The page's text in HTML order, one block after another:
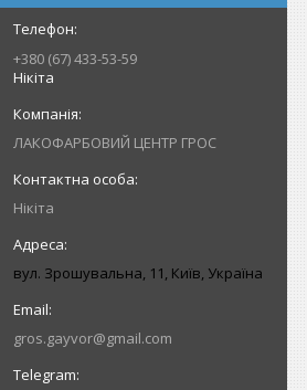
+380 (67) 433-53-59
Нікіта
ЛАКОФАРБОВИЙ ЦЕНТР ГРОС
Нікіта
вул. Зрошувальна, 11, Київ, Україна
gros.gayvor@gmail.com